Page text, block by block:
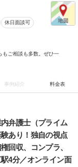
休日面談可
もご相談も多数。ぜひ一
事例紹介 料金表
弁護士（プライム
あり！独自の視点
回収、コンプラ、
4分／オンライン面